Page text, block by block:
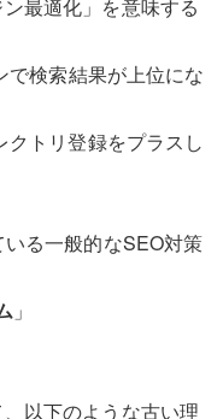
最適化」を意味する
検索結果が上位にな
クトリ登録をプラスし
る一般的なSEO対策
」
以下のような古い理